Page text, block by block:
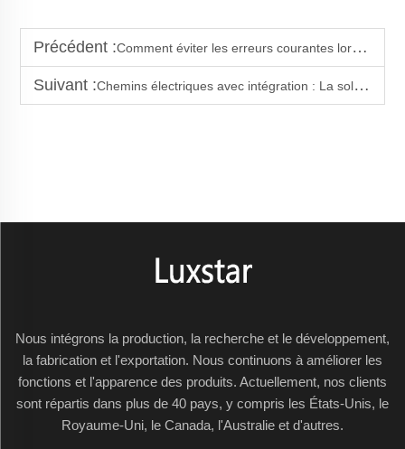
Précédent :Comment éviter les erreurs courantes lors de l'installation d'une cheminée électrique
Suivant :Chemins électriques avec intégration : La solution idéale pour le chauffage et le style
Nous intégrons la production, la recherche et le développement,
la fabrication et l'exportation. Nous continuons à améliorer les
fonctions et l'apparence des produits. Actuellement, nos clients
sont répartis dans plus de 40 pays, y compris les États-Unis, le
Royaume-Uni, le Canada, l'Australie et d'autres.